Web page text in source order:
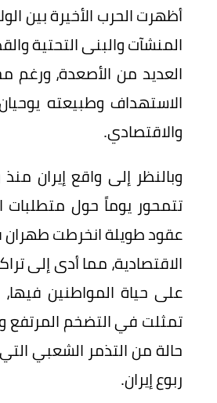
أظهرت الحرب الأخيرة بين
المنشآت والبنى التحتية
العديد من الأصعدة، ورغم
الاستهداف وطبيعته
والاقتصادي.
تتمحور يوماً حول
عقود طويلة انخرطت طهران
الاقتصادية، مما أدى إلى
على حياة المواطنين
تمثلت في التضخم المرتفع
حالة من التذمر الشعبي
ربوع إيران.